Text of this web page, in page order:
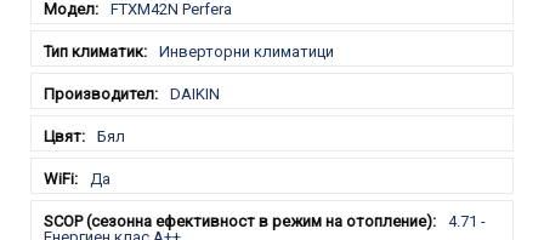
FTXM42N Perfera
Инверторни климатици
DAIKIN
Бял
Да
4.71 -